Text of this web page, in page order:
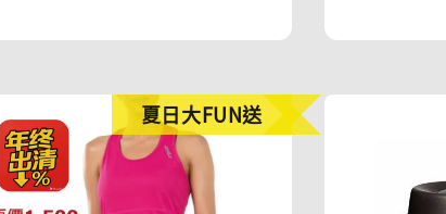
夏日大FUN送